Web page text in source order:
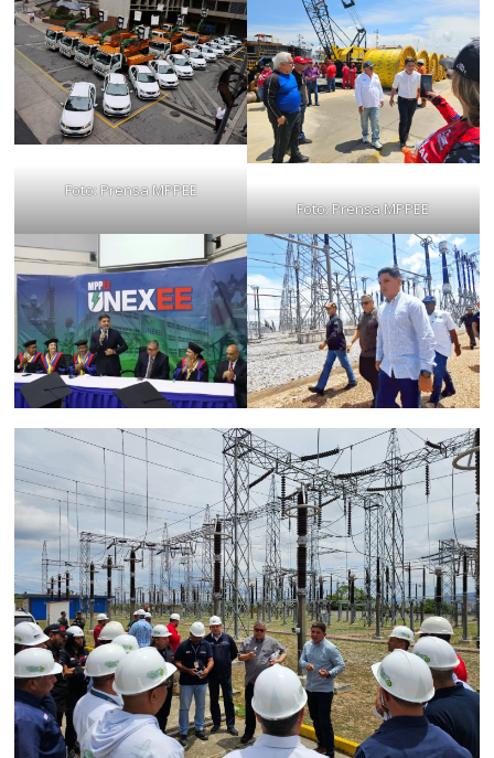
Foto: Prensa MPPEE
Foto: Prensa MPPEE